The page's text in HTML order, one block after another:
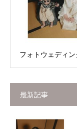
フォトウェディ
最新記事